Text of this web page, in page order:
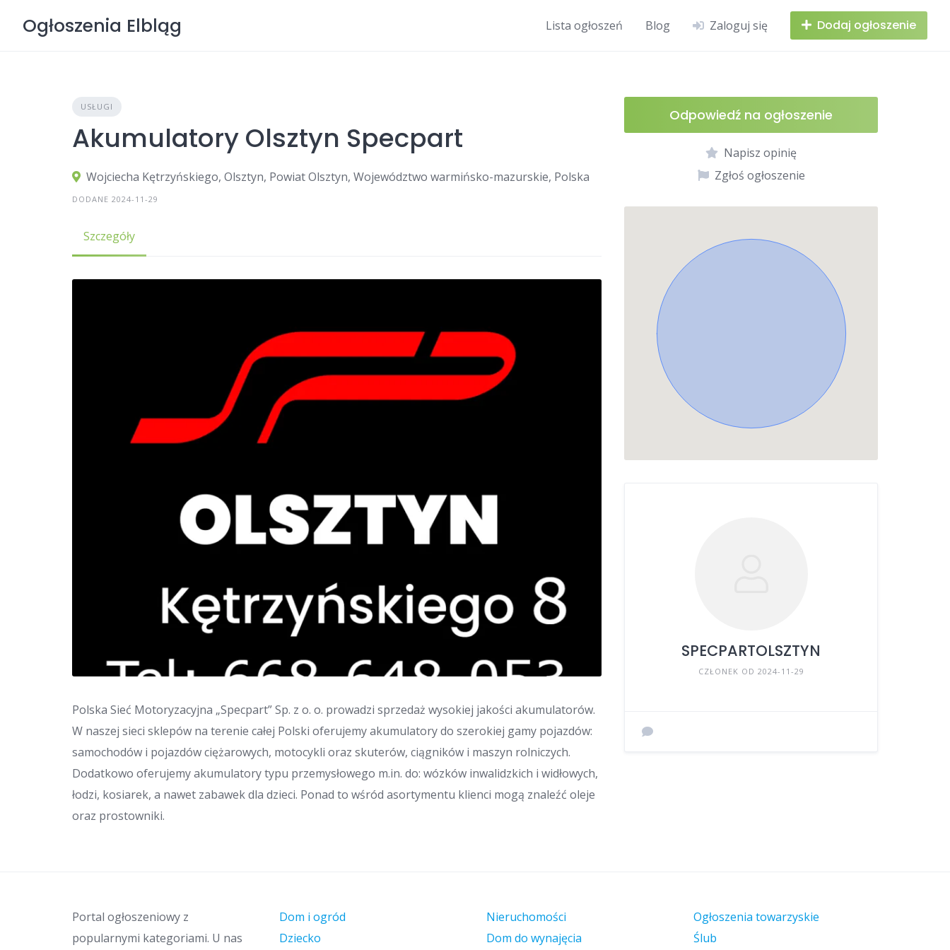
content
Ogłoszenia Elbląg Lista ogłoszeń Blog Zaloguj się Dodaj ogłoszenie
USŁUGI
Akumulatory Olsztyn Specpart
Wojciecha Kętrzyńskiego, Olsztyn, Powiat Olsztyn, Województwo warmińsko-mazurskie, Polska
DODANE 2024-11-29
Szczegóły
Polska Sieć Motoryzacyjna „Specpart” Sp. z o. o. prowadzi sprzedaż wysokiej jakości akumulatorów.
W naszej sieci sklepów na terenie całej Polski oferujemy akumulatory do szerokiej gamy pojazdów:
samochodów i pojazdów ciężarowych, motocykli oraz skuterów, ciągników i maszyn rolniczych.
Dodatkowo oferujemy akumulatory typu przemysłowego m.in. do: wózków inwalidzkich i widłowych,
łodzi, kosiarek, a nawet zabawek dla dzieci. Ponad to wśród asortymentu klienci mogą znaleźć oleje
oraz prostowniki.
Odpowiedź na ogłoszenie
Napisz opinię
Zgłoś ogłoszenie
SPECPARTOLSZTYN
CZŁONEK OD 2024-11-29
Portal ogłoszeniowy z
popularnymi kategoriami. U nas
Dom i ogród
Dziecko
Nieruchomości
Dom do wynajęcia
Ogłoszenia towarzyskie
Ślub